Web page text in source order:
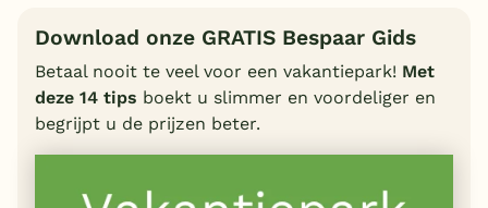
Download onze GRATIS Bespaar Gids
Betaal nooit te veel voor een vakantiepark! Met
deze 14 tips boekt u slimmer en voordeliger en
begrijpt u de prijzen beter.